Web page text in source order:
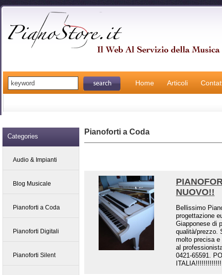
Home Articoli
Categories
Audio & Impianti
Blog Musicale
Pianoforti a Coda
Pianoforti Digitali
Pianoforti Silent
Pianoforti a Coda
NUOVO!!
Bellissimo
progettazione
Giapponese di
qualità/prezzo.
molto precisa
al
0421-65591.